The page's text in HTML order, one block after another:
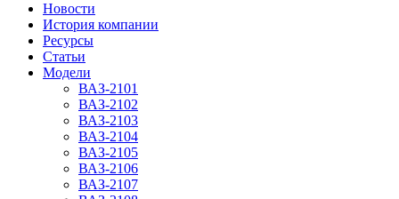
Новости
История компании
Ресурсы
Статьи
Модели
ВАЗ-2101
ВАЗ-2102
ВАЗ-2103
ВАЗ-2104
ВАЗ-2105
ВАЗ-2106
ВАЗ-2107